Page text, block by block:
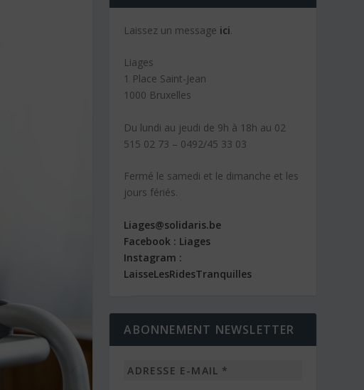
Laissez un message ici.
Liages
1 Place Saint-Jean
1000 Bruxelles
Du lundi au jeudi de 9h à 18h au 02
515 02 73 – 0492/45 33 03
Fermé le samedi et le dimanche et les
jours fériés.
Liages@solidaris.be
Facebook : Liages
Instagram :
LaisseLesRidesTranquilles
ABONNEMENT NEWSLETTER
Adresse